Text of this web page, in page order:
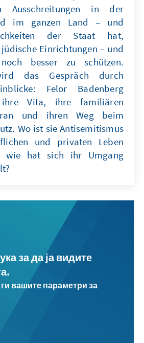
Ausschreitungen in der
im ganzen Land – und
der Staat hat,
Einrichtungen – und
besser zu schützen.
das Gespräch durch
Felor Badenberg
Vita, ihre familiären
und ihren Weg beim
Wo ist sie Antisemitismus
und privaten Leben
wie hat sich ihr Umgang
за да ја видите
вашите параметри за